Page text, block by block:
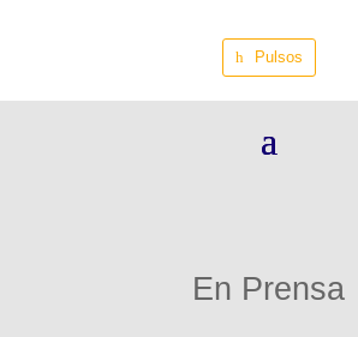
Pulsos
En Prensa